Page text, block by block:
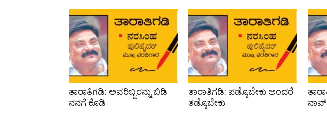
ತಾರಾತಿಗಡಿ: ಅವರಿಬ್ಬರನ್ನು ಬಿಡಿ
ನನಗೆ ಕೊಡಿ
ತಾರಾತಿಗಡಿ: ಪಡ್ಕೊಬೇಕು ಅಂದರೆ
ತಡ್ಕೊಬೇಕು